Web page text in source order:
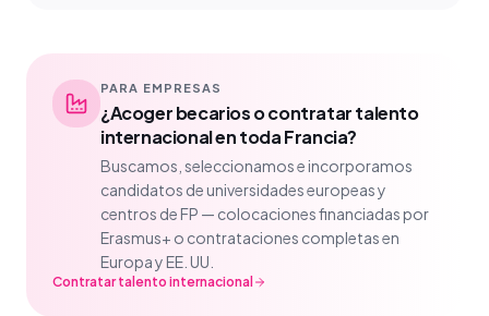
PARA EMPRESAS
¿Acoger becarios o contratar talento
internacional en toda Francia?
Buscamos, seleccionamos e incorporamos
candidatos de universidades europeas y
centros de FP — colocaciones financiadas por
Erasmus+ o contrataciones completas en
Europa y EE. UU.
Contratar talento internacional